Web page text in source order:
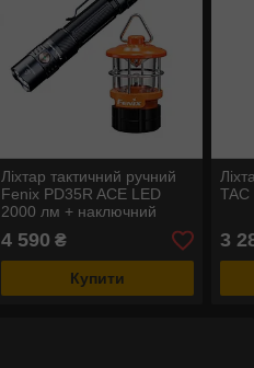
Ліхтар тактичний ручний
Fenix PD35R ACE LED
2000 лм + наключний
(помаранчевий) |
Лімітована серія
4 590 ₴
Купити
TAC
3